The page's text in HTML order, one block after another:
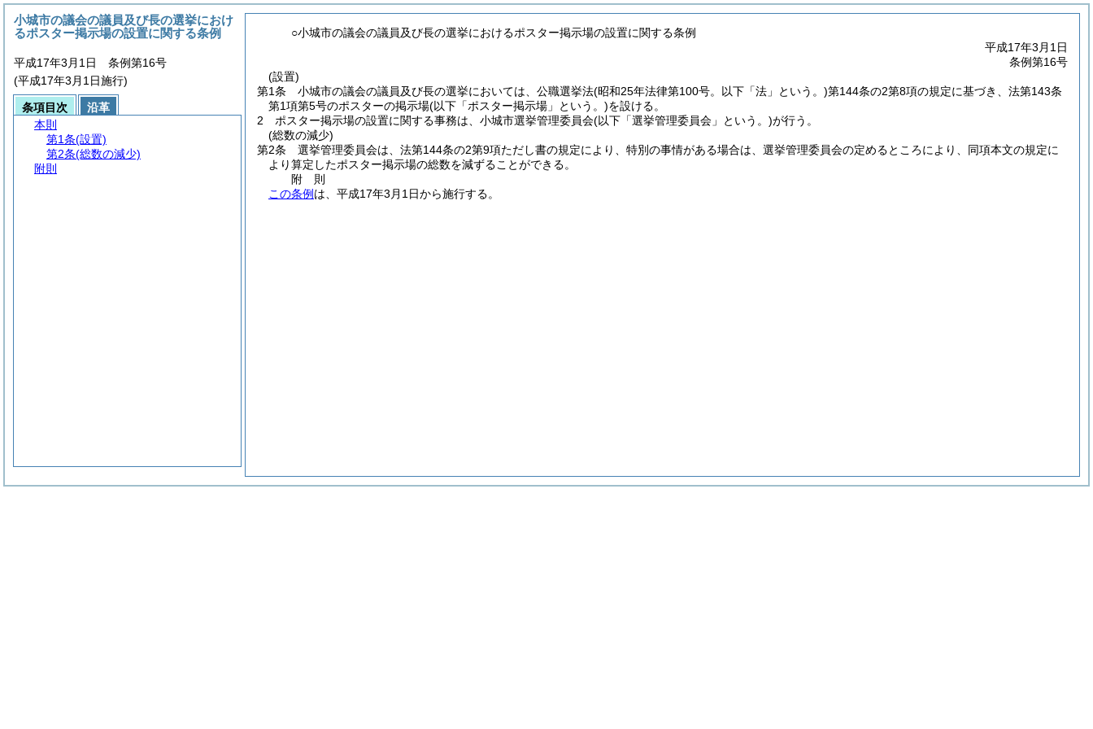
○小城市の議会の議員及び長の選挙におけるポスター掲示場の設置に関する条例
平成17年3月1日
条例第16号
(設置)
第1条
小城市の議会の議員及び長の選挙においては、公職選挙法(昭和25年法律第100号。以下「法」という。)第144条の2第8項の規定に基づき、法第143条
第1項第5号のポスターの掲示場(以下「ポスター掲示場」という。)を設ける。
2
ポスター掲示場の設置に関する事務は、小城市選挙管理委員会(以下「選挙管理委員会」という。)が行う。
(総数の減少)
第2条
選挙管理委員会は、法第144条の2第9項ただし書の規定により、特別の事情がある場合は、選挙管理委員会の定めるところにより、同項本文の規定に
より算定したポスター掲示場の総数を減ずることができる。
附 則
この条例 は、平成17年3月1日から施行する。
小城市の議会の議員及び長の選挙におけ
るポスター掲示場の設置に関する条例
平成17年3月1日 条例第16号
(平成17年3月1日施行)
条項目次
沿革
本則
第1条(設置)
第2条(総数の減少)
附則